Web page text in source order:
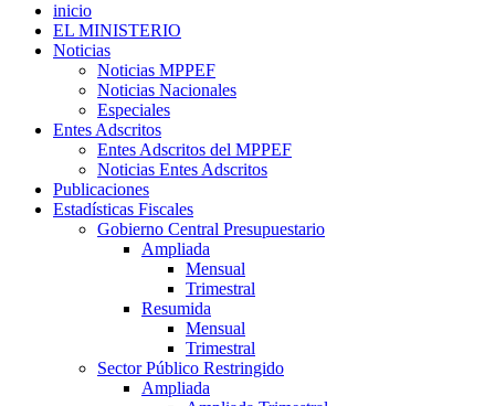
inicio
EL MINISTERIO
Noticias
Noticias MPPEF
Noticias Nacionales
Especiales
Entes Adscritos
Entes Adscritos del MPPEF
Noticias Entes Adscritos
Publicaciones
Estadísticas Fiscales
Gobierno Central Presupuestario
Ampliada
Mensual
Trimestral
Resumida
Mensual
Trimestral
Sector Público Restringido
Ampliada